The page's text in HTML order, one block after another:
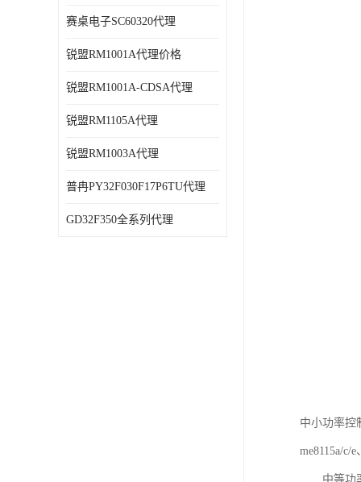
赛桌电子SC60320代理
锐盟RM1001A代理价格
锐盟RM1001A-CDSA代理
锐盟RM1105A代理
锐盟RM1003A代理
普冉PY32F030F17P6TU代理
GD32F350全系列代理
中小功率控
me8115a/c/
中等功率